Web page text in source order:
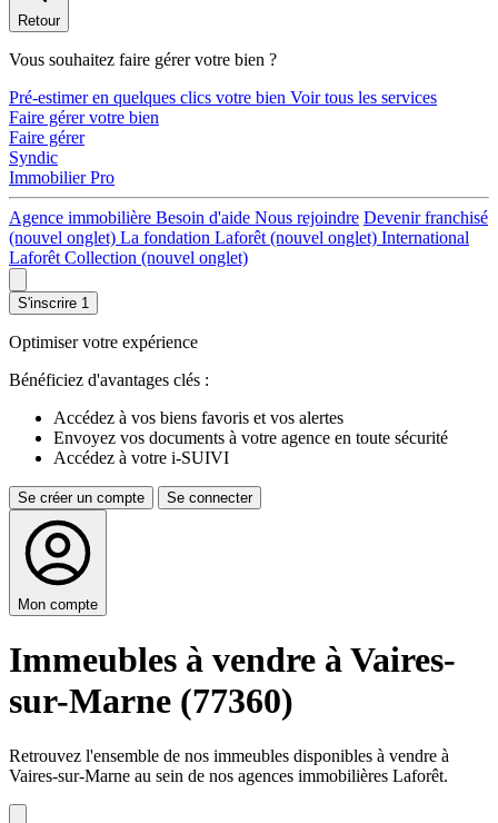
Retour
Vous souhaitez faire gérer votre bien ?
Pré-estimer en quelques clics votre bien Voir tous les services
Faire gérer votre bien
Faire gérer
Syndic
Immobilier Pro
Agence immobilière Besoin d'aide Nous rejoindre Devenir franchisé
(nouvel onglet) La fondation Laforêt (nouvel onglet) International
Laforêt Collection (nouvel onglet)
S'inscrire 1
Optimiser votre expérience
Bénéficiez d'avantages clés :
Accédez à vos biens favoris et vos alertes
Envoyez vos documents à votre agence en toute sécurité
Accédez à votre i-SUIVI
Se créer un compte Se connecter
Mon compte
Immeubles à vendre à Vaires-
sur-Marne (77360)
Retrouvez l'ensemble de nos immeubles disponibles à vendre à
Vaires-sur-Marne au sein de nos agences immobilières Laforêt.